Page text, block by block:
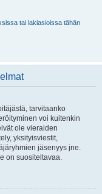
tai lakiasioissa tähän
tarvitaanko
voi kuitenkin
ole vieraiden
yksityisviestit,
jäsenyys jne.
on suositeltavaa.